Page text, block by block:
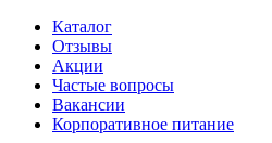
Каталог
Отзывы
Акции
Частые вопросы
Вакансии
Корпоративное питание